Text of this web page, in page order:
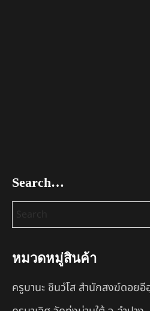
Search…
หมวดหมู่สินค้า
ครูบานะ ชินวํโส สำนักสงฆ์ดอย